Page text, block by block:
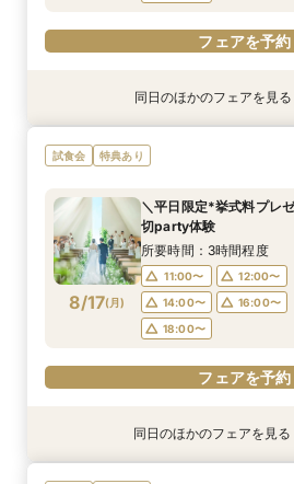
フェアを予約
特典あり
8/16(日)
＼1軒目限定★3万ギフト
ゼント×和牛試食
9:00〜
18:00〜
フェアを予約
特典あり
8/16(日)
【6名～30名の少人数婚
ン誕生！無料試食付
9:00〜
18:00〜
フェアを予約
8/16(日)
【タイパ重視！60分で
場案内＆相談会
10:00〜
18:30〜
フェアを予約
8/16(日)
【会場見学2件目以上◎
比較×見積相談会
9:00〜
18:00〜
フェアを予約
8/16(日)
【60分で完結】即決営
りみちツアー
10:00〜
フェアを予約
同日のほかのフェアを見る
試食会 特典あり
8/17(月)
＼平日限定*挙式料プレ
切party体験
所要時間：3時間程度
11:00〜
12:00〜
14:00〜
16:00〜
18:00〜
フェアを予約
特典あり
特典あり同日のほかのフェアを見る